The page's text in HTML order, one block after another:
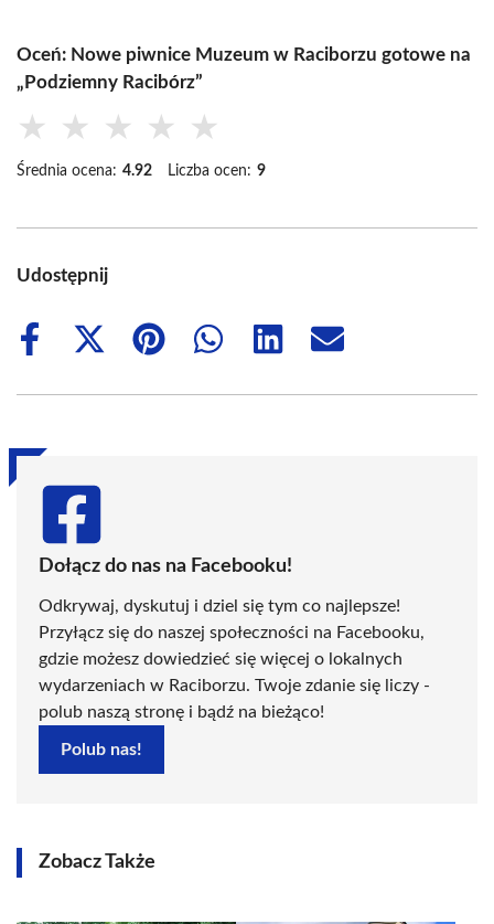
Oceń: Nowe piwnice Muzeum w Raciborzu gotowe na
„Podziemny Racibórz”
★ ★ ★ ★ ★
Średnia ocena: 4.92 Liczba ocen: 9
Udostępnij
Share
Share
(Twitter)
Share
Share
Share
Share
Dołącz do nas na Facebooku!
Odkrywaj, dyskutuj i dziel się tym co najlepsze!
Przyłącz się do naszej społeczności na Facebooku,
gdzie możesz dowiedzieć się więcej o lokalnych
wydarzeniach w Raciborzu. Twoje zdanie się liczy -
polub naszą stronę i bądź na bieżąco!
Polub nas!
Zobacz Także